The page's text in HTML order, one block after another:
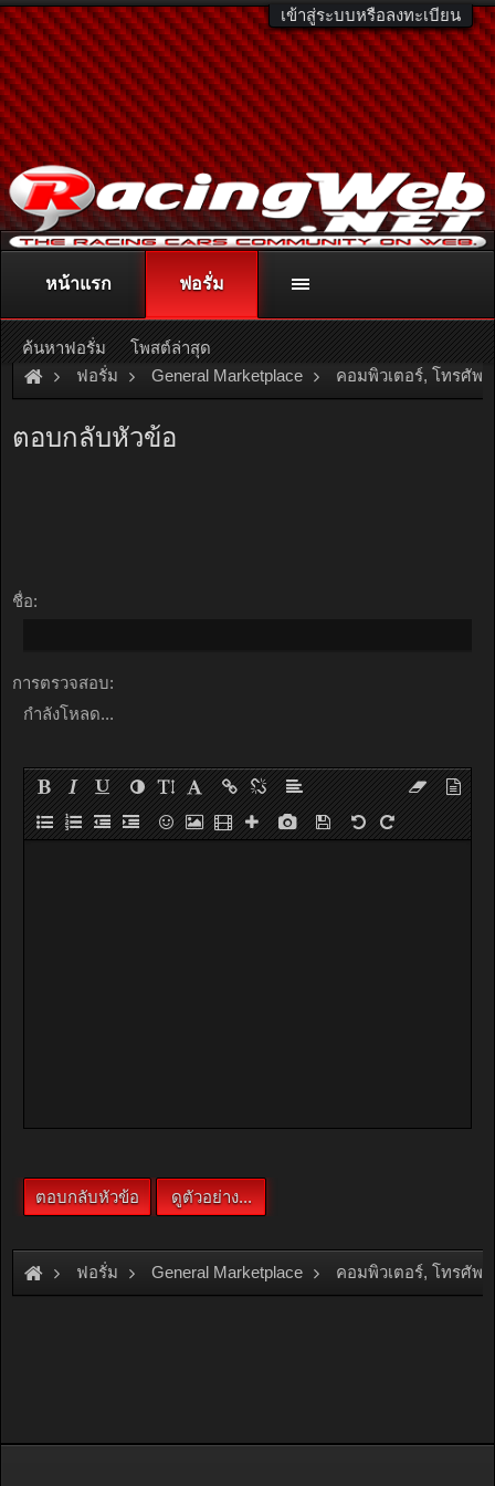
เข้าสู่ระบบหรือลงทะเบียน
ติดต่อลงโฆษณา racingweb@gmail.comหรือโทร. 081-811-1138
หรืออ่านรายละเอียดเพิ่มเติม คลิกที่นี่
ฟอรั่ม General Marketplace คอมพิวเตอร์, โทรศัพ
ตอบกลับหัวข้อ
ชื่อ:
การตรวจสอบ:
กำลังโหลด...
ฟอรั่ม General Marketplace คอมพิวเตอร์, โทรศัพ
หน้าแรก ฟอรั่ม
ค้นหาฟอรั่ม โพสต์ล่าสุด